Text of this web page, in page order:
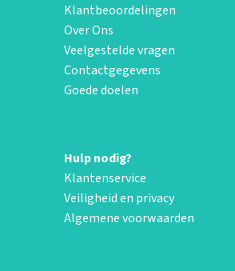
Klantbeoordelingen
Over Ons
Veelgestelde vragen
Contactgegevens
Goede doelen
Hulp nodig?
Klantenservice
Veiligheid en privacy
Algemene voorwaarden